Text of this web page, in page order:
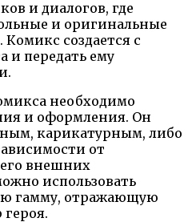
и диалогов, где
и оригинальные
Комикс создается с
и передать ему
необходимо
и оформления. Он
карикатурным, либо
от
внешних
использовать
гамму, отражающую